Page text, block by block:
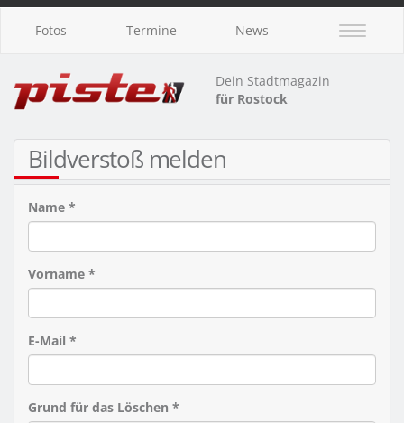
Fotos Termine News
Dein Stadtmagazin
für Rostock
Bildverstoß melden
Name *
Vorname *
E-Mail *
Grund für das Löschen *